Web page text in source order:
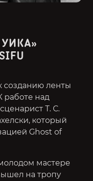
созданию ленты
работе над
Т. С.
который
Ghost of
мастере
на тропу